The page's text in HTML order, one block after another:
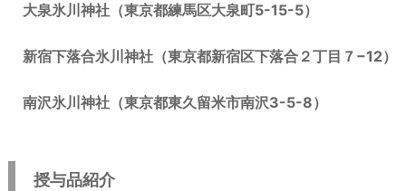
大泉氷川神社（東京都練馬区大泉町5-15-5）
新宿下落合氷川神社（東京都新宿区下落合２丁目７−12）
南沢氷川神社（東京都東久留米市南沢3-5-8）
授与品紹介